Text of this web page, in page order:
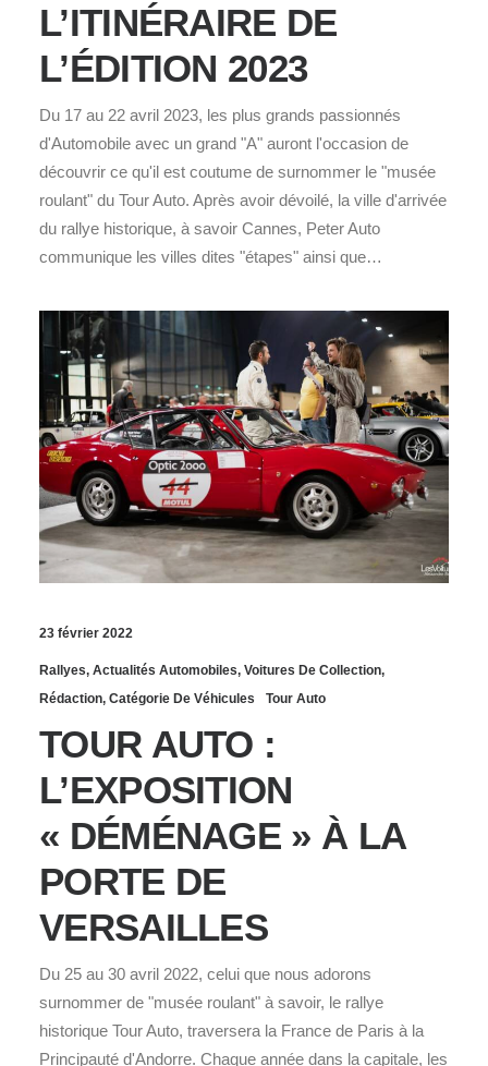
L’ITINÉRAIRE DE
L’ÉDITION 2023
Du 17 au 22 avril 2023, les plus grands passionnés
d'Automobile avec un grand "A" auront l'occasion de
découvrir ce qu'il est coutume de surnommer le "musée
roulant" du Tour Auto. Après avoir dévoilé, la ville d'arrivée
du rallye historique, à savoir Cannes, Peter Auto
communique les villes dites "étapes" ainsi que…
23 février 2022
Rallyes, Actualités Automobiles, Voitures De Collection,
Rédaction, Catégorie De Véhicules Tour Auto
TOUR AUTO :
L’EXPOSITION
« DÉMÉNAGE » À LA
PORTE DE
VERSAILLES
Du 25 au 30 avril 2022, celui que nous adorons
surnommer de "musée roulant" à savoir, le rallye
historique Tour Auto, traversera la France de Paris à la
Principauté d'Andorre. Chaque année dans la capitale, les